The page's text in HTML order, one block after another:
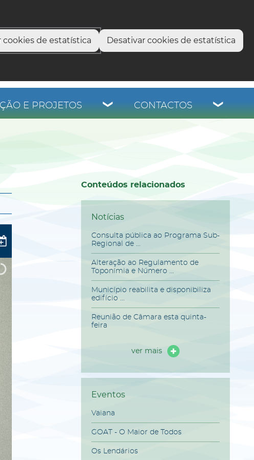
cookies de estatística Desativar cookies de estatística
E PROJETOS CONTACTOS
Conteúdos relacionados
Notícias
Consulta pública ao Programa Sub-
Regional de ...
Alteração ao Regulamento de
Toponímia e Número ...
Município reabilita e disponibiliza
edifício ...
Reunião de Câmara esta quinta-
feira
ver mais
Eventos
Vaiana
GOAT - O Maior de Todos
Os Lendários